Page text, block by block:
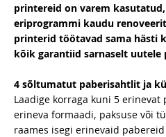
printereid on varem
eriprogrammi kaudu
printerid töötavad sama hästi
kõik garantiid sarnaselt uutele
4 sõltumatut paberisahtlit ja
Laadige korraga kuni 5
erineva formaadi, paksuse või
raames isegi erinevaid